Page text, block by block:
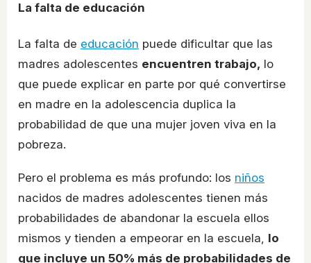
La falta de educación
La falta de educación puede dificultar que las
madres adolescentes encuentren trabajo, lo
que puede explicar en parte por qué convertirse
en madre en la adolescencia duplica la
probabilidad de que una mujer joven viva en la
pobreza.
Pero el problema es más profundo: los niños
nacidos de madres adolescentes tienen más
probabilidades de abandonar la escuela ellos
mismos y tienden a empeorar en la escuela, lo
que incluye un 50% más de probabilidades de